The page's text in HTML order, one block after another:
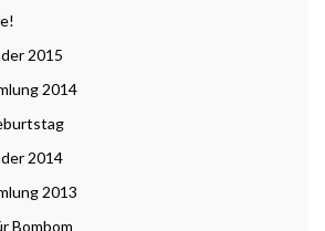
2015
2014
2014
2013
Bombom